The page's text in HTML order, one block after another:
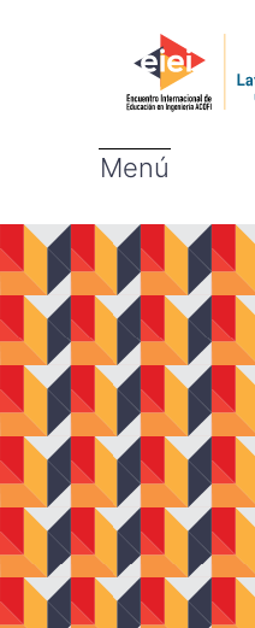
Menú